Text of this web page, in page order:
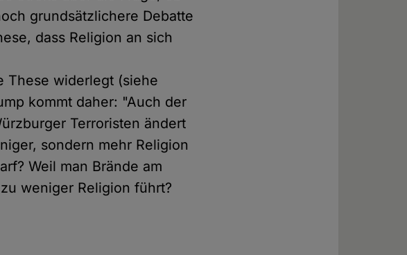
grundsätzlichere Debatte
dass Religion an sich
These widerlegt (siehe
kommt daher: "Auch der
Terroristen ändert
sondern mehr Religion
Weil man Brände am
weniger Religion führt?